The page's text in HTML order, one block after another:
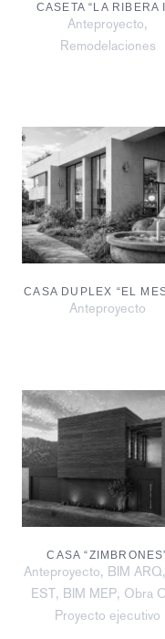
CASETA “LA RIBERA
Anteproyecto,
Remodelaciones
CASA DUPLEX “EL
Anteproyecto
CASA
Anteproyecto, BIM ARQ,
EST , BIM MEP, Obra
Proyecto ejecutivo